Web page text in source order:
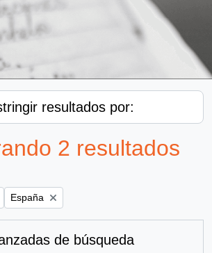
resultados por:
2 resultados
Remove filter:
España
de búsqueda